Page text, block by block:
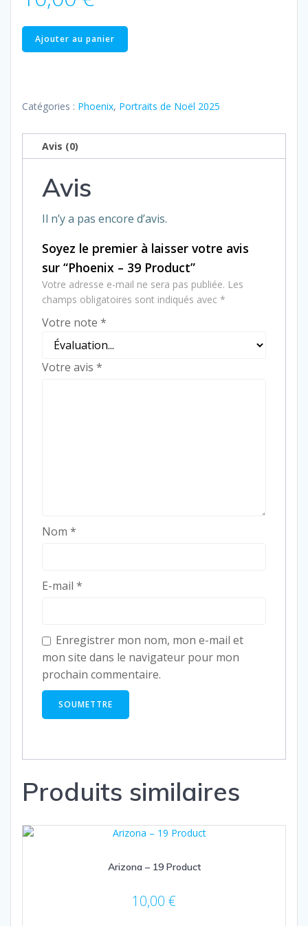
quantité
de
39
Ajouter au panier
Catégories : Phoenix, Portraits de Noël 2025
Avis (0)
Avis
Il n’y a pas encore d’avis.
Soyez le premier à laisser votre avis
sur “Phoenix – 39 Product”
Votre adresse e-mail ne sera pas publiée. Les
champs obligatoires sont indiqués avec *
Votre note *
Votre avis *
Nom *
E-mail *
Enregistrer mon nom, mon e-mail et
mon site dans le navigateur pour mon
prochain commentaire.
Produits similaires
Arizona – 19 Product
10,00 €